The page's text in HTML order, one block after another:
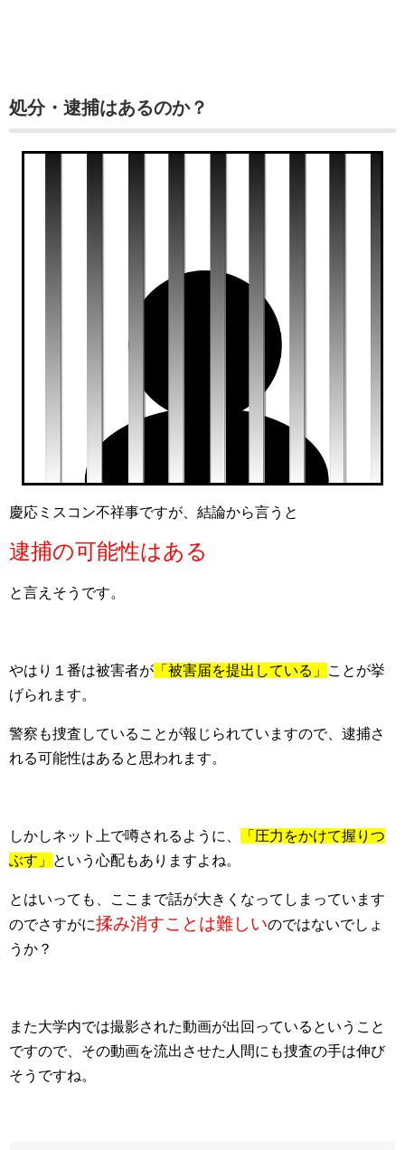
処分・逮捕はあるのか？
慶応ミスコン不祥事ですが、結論から言うと
逮捕の可能性はある
と言えそうです。
やはり１番は被害者が 「被害届を提出している」
ことが挙
げられます。
警察も捜査していることが報じられていますので、逮捕さ
れる可能性はあると思われます。
しかしネット上で噂されるように、
「圧力をかけて握りつ
ぶす」
という心配もありますよね。
とはいっても、ここまで話が大きくなってしまっています
のでさすがに揉み消すことは難しいのではないでしょ
うか？
また大学内では撮影された動画が出回っているということ
ですので、その動画を流出させた人間にも捜査の手は伸び
そうですね。